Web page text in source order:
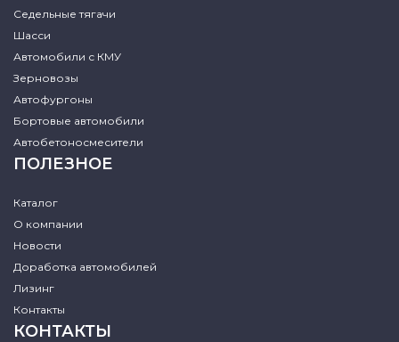
Седельные тягачи
Шасси
Автомобили с КМУ
Зерновозы
Автофургоны
Бортовые автомобили
Автобетоносмесители
ПОЛЕЗНОЕ
Каталог
О компании
Новости
Доработка автомобилей
Лизинг
Контакты
КОНТАКТЫ